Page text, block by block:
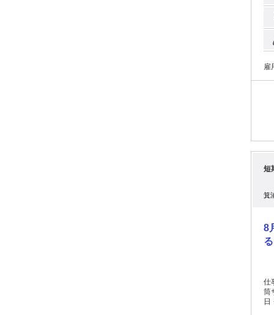
な
雇
短
箕
8
る
仕
筒サ
日